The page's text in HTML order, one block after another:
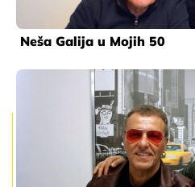
Neša Galija u Mojih 50